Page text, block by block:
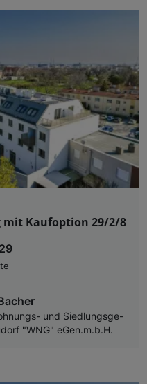
mit Kaufoption 29/2/8
und Sied­lungs­ge­
"WNG" eGen.m.b.H.